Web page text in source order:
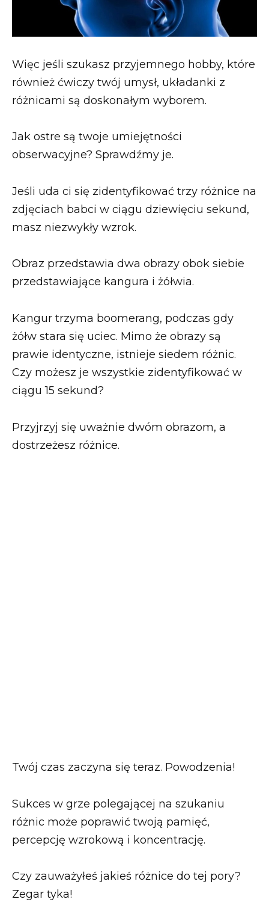
Więc jeśli szukasz przyjemnego hobby, które
również ćwiczy twój umysł, układanki z
różnicami są doskonałym wyborem.
Jak ostre są twoje umiejętności
obserwacyjne? Sprawdźmy je.
Jeśli uda ci się zidentyfikować trzy różnice na
zdjęciach babci w ciągu dziewięciu sekund,
masz niezwykły wzrok.
Obraz przedstawia dwa obrazy obok siebie
przedstawiające kangura i żółwia.
Kangur trzyma boomerang, podczas gdy
żółw stara się uciec. Mimo że obrazy są
prawie identyczne, istnieje siedem różnic.
Czy możesz je wszystkie zidentyfikować w
ciągu 15 sekund?
Przyjrzyj się uważnie dwóm obrazom, a
dostrzeżesz różnice.
Twój czas zaczyna się teraz. Powodzenia!
Sukces w grze polegającej na szukaniu
różnic może poprawić twoją pamięć,
percepcję wzrokową i koncentrację.
Czy zauważyłeś jakieś różnice do tej pory?
Zegar tyka!